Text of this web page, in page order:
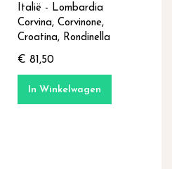
Italië - Lombardia
Corvina, Corvinone,
Croatina, Rondinella
€ 81,50
In Winkelwagen